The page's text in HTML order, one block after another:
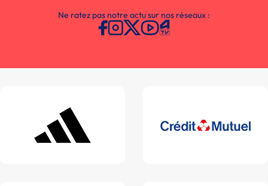
Ne ratez pas notre actu sur nos réseaux :